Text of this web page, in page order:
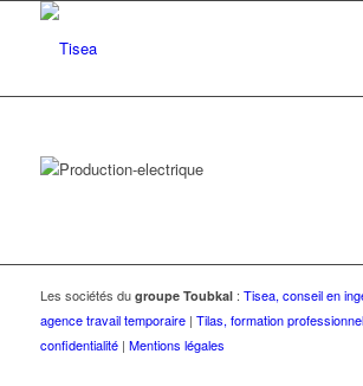
Les sociétés du groupe Toubkal: Tisea, conseil en
agence travail temporaire| Tilas, formation
confidentialité| Mentions légales